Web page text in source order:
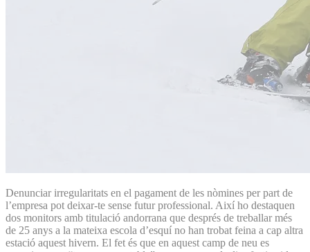
Denunciar irregularitats en el pagament de les nòmines per part de
l’empresa pot deixar-te sense futur professional. Així ho destaquen
dos monitors amb titulació andorrana que després de treballar més
de 25 anys a la mateixa escola d’esquí no han trobat feina a cap altra
estació aquest hivern. El fet és que en aquest camp de neu es